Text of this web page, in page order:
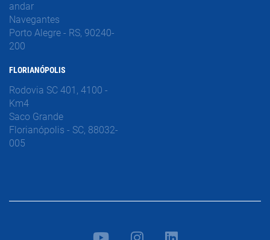
andar
Navegantes
Porto Alegre - RS, 90240-
200
FLORIANÓPOLIS
Rodovia SC 401, 4100 -
Km4
Saco Grande
Florianópolis - SC, 88032-
005